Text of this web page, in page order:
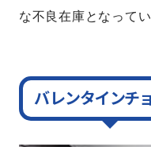
な不良在庫となって
バレンタインチ